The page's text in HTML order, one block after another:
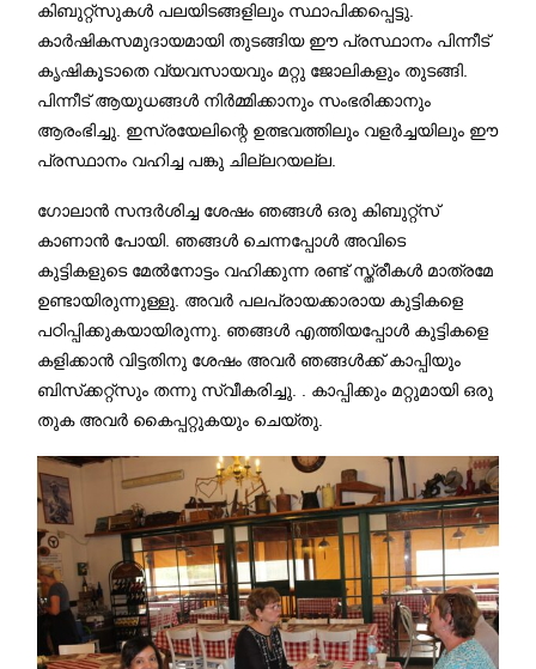
കിബുറ്റ്സുകൾ പലയിടങ്ങളിലും സ്ഥാപിക്കപ്പെട്ടു.
കാർഷികസമുദായമായി തുടങ്ങിയ ഈ പ്രസ്ഥാനം പിന്നീട്
കൃഷികൂടാതെ വ്യവസായവും മറ്റു ജോലികളും തുടങ്ങി.
പിന്നീട് ആയുധങ്ങൾ നിർമ്മിക്കാനും സംഭരിക്കാനും
ആരംഭിച്ചു. ഇസ്രയേലിന്റെ ഉത്ഭവത്തിലും വളർച്ചയിലും ഈ
പ്രസ്ഥാനം വഹിച്ച പങ്കു ചില്ലറയല്ല.
ഗോലാൻ സന്ദർശിച്ച ശേഷം ഞങ്ങൾ ഒരു കിബുറ്റ്സ്
കാണാൻ പോയി. ഞങ്ങൾ ചെന്നപ്പോൾ അവിടെ
കുട്ടികളുടെ മേൽനോട്ടം വഹിക്കുന്ന രണ്ട് സ്ത്രീകൾ മാത്രമേ
ഉണ്ടായിരുന്നുള്ളു. അവർ പലപ്രായക്കാരായ കുട്ടികളെ
പഠിപ്പിക്കുകയായിരുന്നു. ഞങ്ങൾ എത്തിയപ്പോൾ കുട്ടികളെ
കളിക്കാൻ വിട്ടതിനു ശേഷം അവർ ഞങ്ങൾക്ക് കാപ്പിയും
ബിസ്‌ക്കറ്റ്സും തന്നു സ്വീകരിച്ചു. . കാപ്പിക്കും മറ്റുമായി ഒരു
തുക അവർ കൈപ്പറ്റുകയും ചെയ്തു.